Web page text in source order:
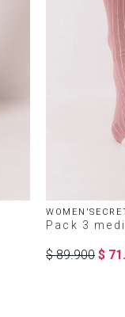
Pack 3
$ 89.900 $ 71.